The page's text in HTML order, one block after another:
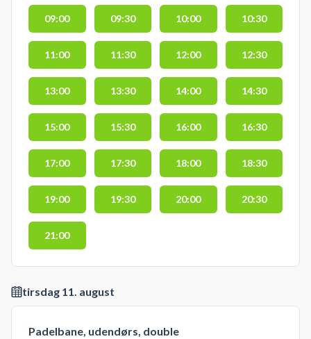
09:00 09:30 10:00 10:30
11:00 11:30 12:00 12:30
13:00 13:30 14:00 14:30
15:00 15:30 16:00 16:30
17:00 17:30 18:00 18:30
19:00 19:30 20:00 20:30
21:00
tirsdag 11. august
Padelbane, udendørs, double